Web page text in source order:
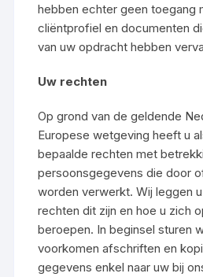
hebben echter geen toegang
cliëntprofiel en documenten
van uw opdracht hebben
Uw rechten
Op grond van de geldende
Europese wetgeving heeft u
bepaalde rechten met
persoonsgegevens die door
worden verwerkt. Wij leggen
rechten dit zijn en hoe u zich
beroepen. In beginsel sturen
voorkomen afschriften en
gegevens enkel naar uw bij